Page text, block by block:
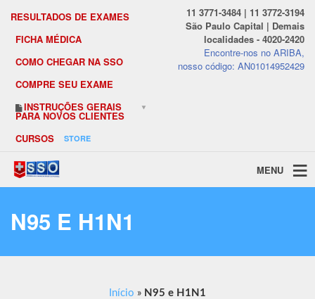
RESULTADOS DE EXAMES
FICHA MÉDICA
COMO CHEGAR NA SSO
COMPRE SEU EXAME
INSTRUÇÕES GERAIS
PARA NOVOS CLIENTES
CURSOS
STORE
11 3771-3484 | 11 3772-3194
São Paulo Capital | Demais
localidades - 4020-2420
Encontre-nos no ARIBA,
nosso código: AN01014952429
MENU
N95 E H1N1
Início » N95 e H1N1